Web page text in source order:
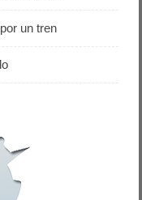
un tren